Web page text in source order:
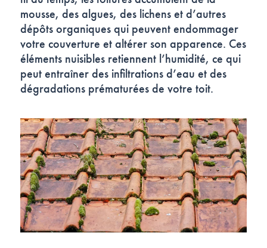
mousse, des algues, des lichens et d’autres
dépôts organiques qui peuvent endommager
votre couverture et altérer son apparence. Ces
éléments nuisibles retiennent l’humidité, ce qui
peut entraîner des infiltrations d’eau et des
dégradations prématurées de votre toit.